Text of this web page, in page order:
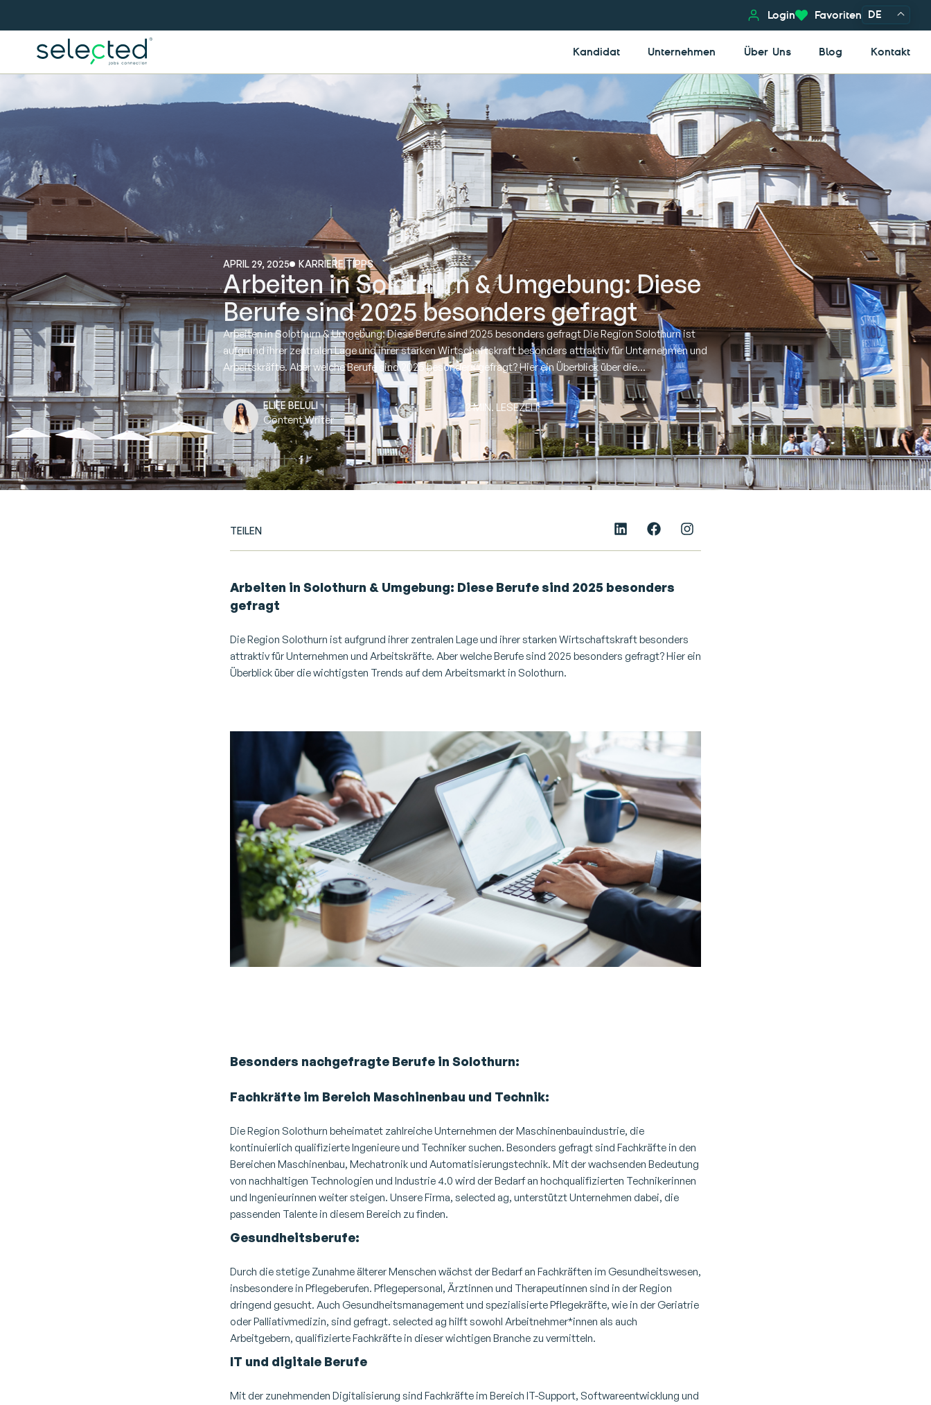
Login Favoriten DE
Kandidat Unternehmen Über Uns Blog Kontakt
APRIL 29, 2025 KARRIERE TIPPS
Arbeiten in Solothurn & Umgebung: Diese
Berufe sind 2025 besonders gefragt
Arbeiten in Solothurn & Umgebung: Diese Berufe sind 2025 besonders gefragt Die Region Solothurn ist
aufgrund ihrer zentralen Lage und ihrer starken Wirtschaftskraft besonders attraktiv für Unternehmen und
Arbeitskräfte. Aber welche Berufe sind 2025 besonders gefragt? Hier ein Überblick über die...
ELIFE BELULI
Content Writer
2 MIN. LESEZEIT
TEILEN
Arbeiten in Solothurn & Umgebung: Diese Berufe sind 2025 besonders
gefragt
Die Region Solothurn ist aufgrund ihrer zentralen Lage und ihrer starken Wirtschaftskraft besonders
attraktiv für Unternehmen und Arbeitskräfte. Aber welche Berufe sind 2025 besonders gefragt? Hier ein
Überblick über die wichtigsten Trends auf dem Arbeitsmarkt in Solothurn.
Besonders nachgefragte Berufe in Solothurn:
Fachkräfte im Bereich Maschinenbau und Technik:
Die Region Solothurn beheimatet zahlreiche Unternehmen der Maschinenbauindustrie, die
kontinuierlich qualifizierte Ingenieure und Techniker suchen. Besonders gefragt sind Fachkräfte in den
Bereichen Maschinenbau, Mechatronik und Automatisierungstechnik. Mit der wachsenden Bedeutung
von nachhaltigen Technologien und Industrie 4.0 wird der Bedarf an hochqualifizierten Technikerinnen
und Ingenieurinnen weiter steigen. Unsere Firma, selected ag, unterstützt Unternehmen dabei, die
passenden Talente in diesem Bereich zu finden.
Gesundheitsberufe:
Durch die stetige Zunahme älterer Menschen wächst der Bedarf an Fachkräften im Gesundheitswesen,
insbesondere in Pflegeberufen. Pflegepersonal, Ärztinnen und Therapeutinnen sind in der Region
dringend gesucht. Auch Gesundheitsmanagement und spezialisierte Pflegekräfte, wie in der Geriatrie
oder Palliativmedizin, sind gefragt. selected ag hilft sowohl Arbeitnehmer*innen als auch
Arbeitgebern, qualifizierte Fachkräfte in dieser wichtigen Branche zu vermitteln.
IT und digitale Berufe
Mit der zunehmenden Digitalisierung sind Fachkräfte im Bereich IT-Support, Softwareentwicklung und